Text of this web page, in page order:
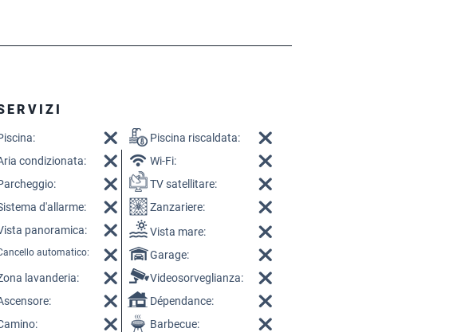
condizionata:
d'allarme:
panoramica:
automatico:
Piscina riscaldata:
Wi-Fi:
TV satellitare:
Zanzariere:
Vista mare:
Garage:
lavanderia:
Videosorveglianza:
Dépendance:
Barbecue: